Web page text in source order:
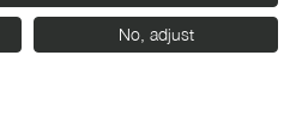
No, adjust